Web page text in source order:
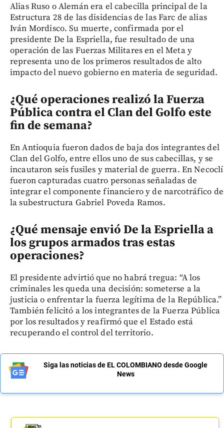
Alias Ruso o Alemán era el cabecilla principal de la
Estructura 28 de las disidencias de las Farc de alias
Iván Mordisco. Su muerte, confirmada por el
presidente De la Espriella, fue resultado de una
operación de las Fuerzas Militares en el Meta y
representa uno de los primeros resultados de alto
impacto del nuevo gobierno en materia de seguridad.
¿Qué operaciones realizó la Fuerza
Pública contra el Clan del Golfo este
fin de semana?
En Antioquia fueron dados de baja dos integrantes del
Clan del Golfo, entre ellos uno de sus cabecillas, y se
incautaron seis fusiles y material de guerra. En Necoclí
fueron capturadas cuatro personas señaladas de
integrar el componente financiero y de narcotráfico de
la subestructura Gabriel Poveda Ramos.
¿Qué mensaje envió De la Espriella a
los grupos armados tras estas
operaciones?
El presidente advirtió que no habrá tregua: “A los
criminales les queda una decisión: someterse a la
justicia o enfrentar la fuerza legítima de la República.”
También felicitó a los integrantes de la Fuerza Pública
por los resultados y reafirmó que el Estado está
recuperando el control del territorio.
Siga las noticias de EL COLOMBIANO desde Google
News